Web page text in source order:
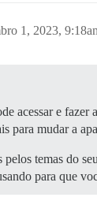
1, 2023,
acessar e fazer
para mudar a
pelos temas do
para que